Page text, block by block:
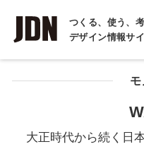
つくる、使う、
デザイン情報サ
INTERVIEW
インタビュー
REPORT
COLUMN
モ
大正時代から続く日